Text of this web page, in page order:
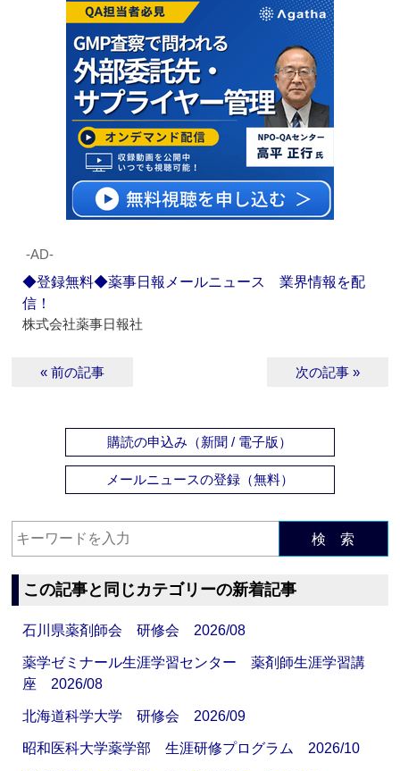
‐AD‐
◆登録無料◆薬事日報メールニュース 業界情報を配
信！
株式会社薬事日報社
« 前の記事 次の記事 »
購読の申込み（新聞 / 電子版）
メールニュースの登録（無料）
検 索
この記事と同じカテゴリーの新着記事
石川県薬剤師会 研修会 2026/08
薬学ゼミナール生涯学習センター 薬剤師生涯学習講
座 2026/08
北海道科学大学 研修会 2026/09
昭和医科大学薬学部 生涯研修プログラム 2026/10